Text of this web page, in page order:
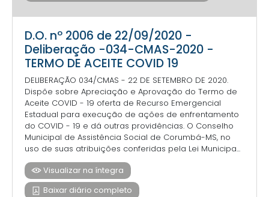
D.O. nº 2006 de 22/09/2020 -
Deliberação -034-CMAS-2020 -
TERMO DE ACEITE COVID 19
DELIBERAÇÃO 034/CMAS - 22 DE SETEMBRO DE 2020.
Dispõe sobre Apreciação e Aprovação do Termo de
Aceite COVID - 19 oferta de Recurso Emergencial
Estadual para execução de ações de enfrentamento
do COVID - 19 e dá outras providências. O Conselho
Municipal de Assistência Social de Corumbá-MS, no
uso de suas atribuições conferidas pela Lei Municipa...
Visualizar na íntegra
Baixar diário completo